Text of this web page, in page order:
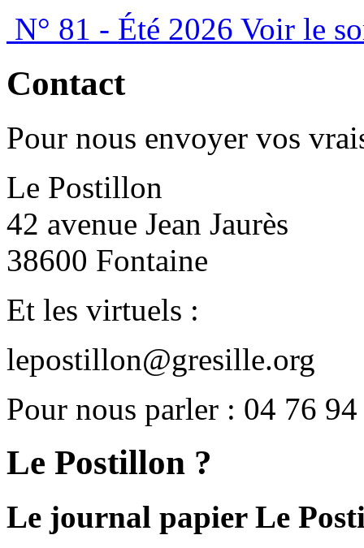
N° 81 - Été 2026 Voir le
Contact
Pour nous envoyer vos
Le Postillon
42 avenue Jean Jaurès
38600 Fontaine
Et les virtuels :
lepostillon@gresille.org
Pour nous parler : 04 76
Le Postillon ?
Le journal papier Le